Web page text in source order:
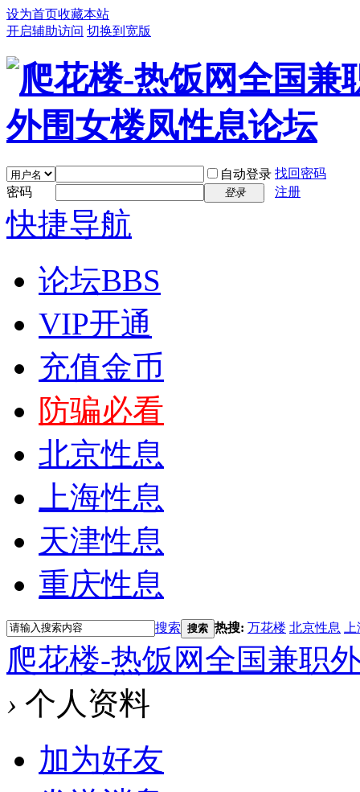
设为首页收藏本站
开启辅助访问 切换到宽版
自动登录 找回密码
密码
登录 注册
快捷导航
论坛BBS
VIP开通
充值金币
防骗必看
北京性息
上海性息
天津性息
重庆性息
搜索 搜索 热搜: 万花楼 北京性息
爬花楼-热饭网全国兼职
› 个人资料
加为好友